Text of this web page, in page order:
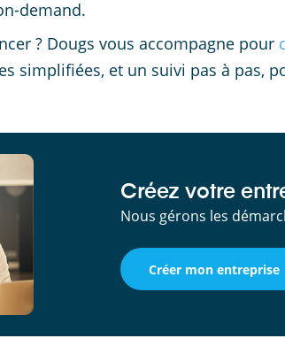
demand.
? Dougs vous accompagne pour
simplifiées, et un suivi pas à pas,
Créez votre
Nous gérons les
Créer mon entreprise